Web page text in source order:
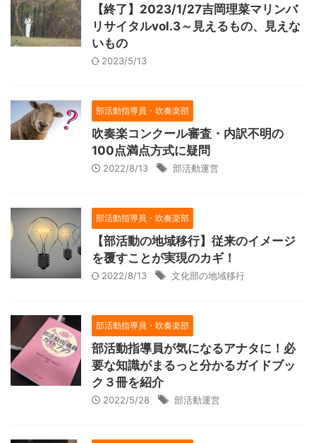
【終了】2023/1/27吉岡理菜マリンバ
リサイタルvol.3～見えるもの、見えな
いもの
2023/5/13
部活動指導員・吹奏楽部
吹奏楽コンクール審査・内訳不明の
100点満点方式に疑問
2022/8/13 部活動運営
部活動指導員・吹奏楽部
【部活動の地域移行】従来のイメージ
を覆すことが実現のカギ！
2022/8/13 文化部の地域移行
部活動指導員・吹奏楽部
部活動指導員が気になるアナタに！必
要な知識がまるっと分かるガイドブッ
ク３冊を紹介
2022/5/28 部活動運営